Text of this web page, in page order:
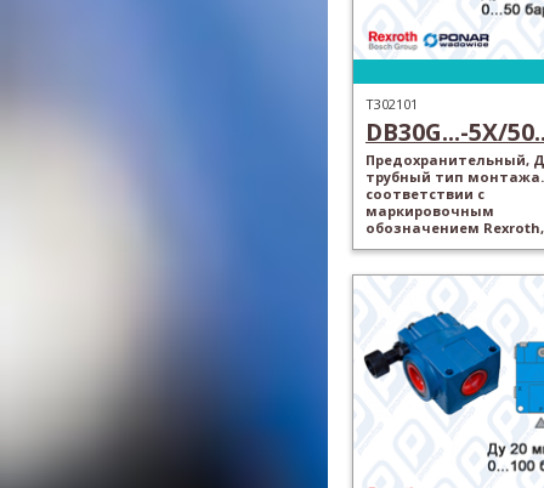
T302101
DB30G...-5X/
Предохранительный,
трубный тип
соответствии с
маркировочным
обозначением